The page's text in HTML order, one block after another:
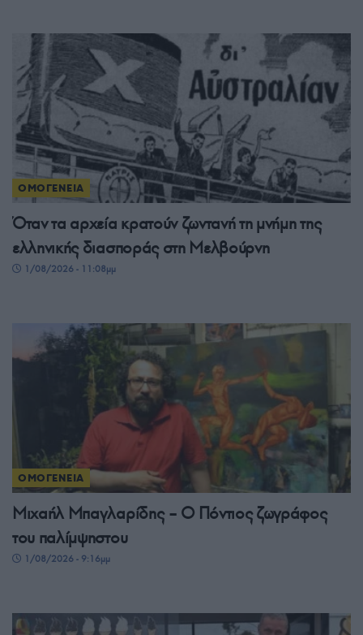
ΟΜΟΓΕΝΕΙΑ
Όταν τα αρχεία κρατούν ζωντανή τη μνήμη της
ελληνικής διασποράς στη Μελβούρνη
1/08/2026 - 11:08μμ
ΟΜΟΓΕΝΕΙΑ
Μιχαήλ Μπαγλαρίδης – Ο Πόντιος ζωγράφος
του παλίμψηστου
1/08/2026 - 9:16μμ